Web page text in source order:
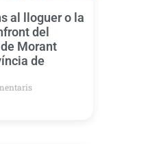
al lloguer o la
del
Morant
de